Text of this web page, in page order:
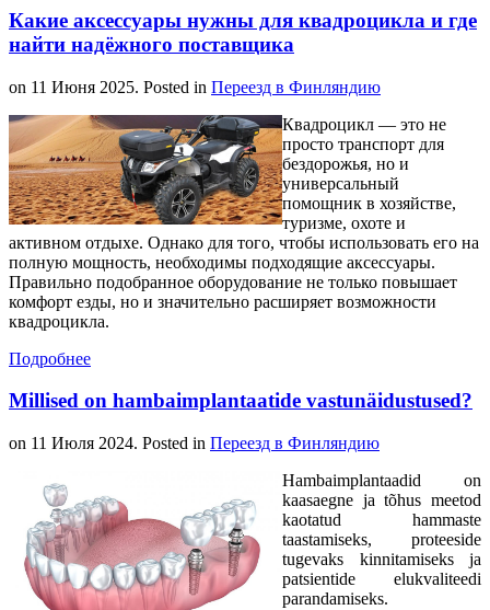
Какие аксессуары нужны для квадроцикла и где
найти надёжного поставщика
on 11 Июня 2025. Posted in Переезд в Финляндию
Квадроцикл — это не
просто транспорт для
бездорожья, но и
универсальный
помощник в хозяйстве,
туризме, охоте и
активном отдыхе. Однако для того, чтобы использовать его на
полную мощность, необходимы подходящие аксессуары.
Правильно подобранное оборудование не только повышает
комфорт езды, но и значительно расширяет возможности
квадроцикла.
Подробнее
Millised on hambaimplantaatide vastunäidustused?
on 11 Июля 2024. Posted in Переезд в Финляндию
Hambaimplantaadid on
kaasaegne ja tõhus meetod
kaotatud hammaste
taastamiseks, proteeside
tugevaks kinnitamiseks ja
patsientide elukvaliteedi
parandamiseks.